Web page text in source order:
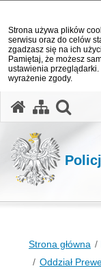
Strona używa plików
serwisu oraz do celów
zgadzasz się na ich
Pamiętaj, że możesz
ustawienia
wyrażenie zgody.
Strona główna
Oddział